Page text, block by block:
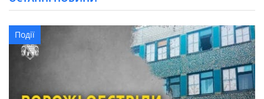
Події